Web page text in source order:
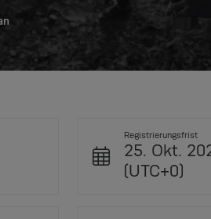
Registrierungsfrist
25. Okt.
(UTC+0)